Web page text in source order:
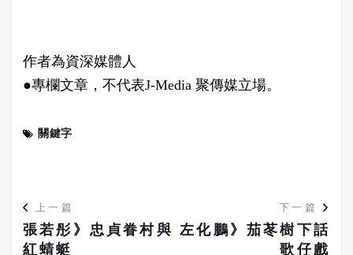
作者為資深媒體人
●專欄文章，不代表J-Media 聚傳媒立場。
關鍵字
上一篇
張若彤》忠貞眷村與
紅蜻蜓
下一篇
左化鵬》茄苳樹下話
歌仔戲